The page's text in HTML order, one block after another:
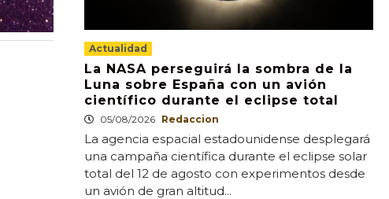
Actualidad
La NASA perseguirá la sombra de la
Luna sobre España con un avión
científico durante el eclipse total
05/08/2026 Redaccion
La agencia espacial estadounidense desplegará
una campaña científica durante el eclipse solar
total del 12 de agosto con experimentos desde
un avión de gran altitud...